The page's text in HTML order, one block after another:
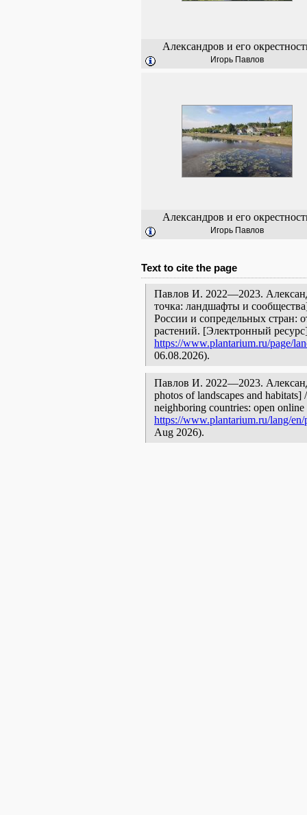
Александров и его
Игорь Павлов
Александров и его
Игорь Павлов
Text to cite the page
Павлов И. 2022—2023.
точка: ландшафты и
России и сопредельных стран:
растений. [Электронный
https://www.plantarium.ru/page/
06.08.2026).
Павлов И. 2022—2023.
photos of landscapes and
neighboring countries: open
https://www.plantarium.ru/lang/en/
Aug 2026).